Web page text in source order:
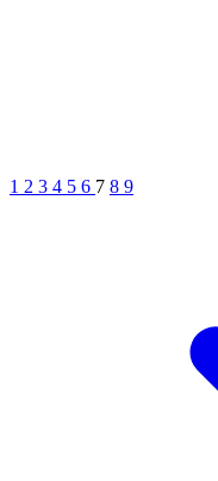
1 2 3 4 5 6 7 8 9